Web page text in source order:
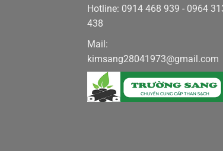
Hotline: 0914 468 939 - 0964
438
Mail:
kimsang28041973@gmail.com